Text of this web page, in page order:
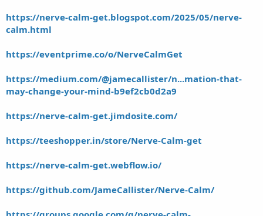
https://nerve-calm-get.blogspot.com/2025/05/nerve-
calm.html
https://eventprime.co/o/NerveCalmGet
https://medium.com/@jamecallister/n...mation-that-
may-change-your-mind-b9ef2cb0d2a9
https://nerve-calm-get.jimdosite.com/
https://teeshopper.in/store/Nerve-Calm-get
https://nerve-calm-get.webflow.io/
https://github.com/JameCallister/Nerve-Calm/